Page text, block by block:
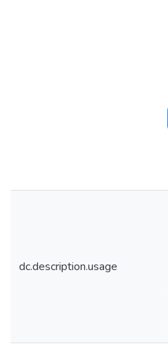
dc.description.usage